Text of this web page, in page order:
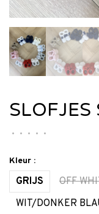
SLOFJES
• • • • •
Kleur :
GRIJS OFF
WIT/DONKER